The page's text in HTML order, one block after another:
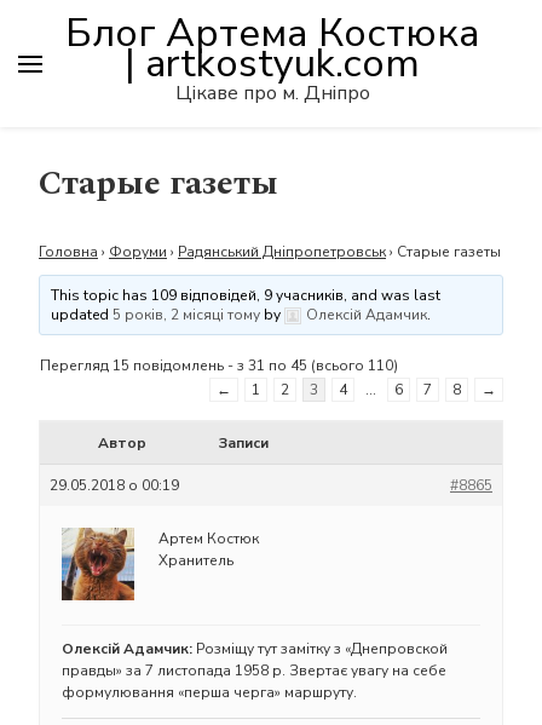
Блог Артема Костюка
| artkostyuk.com
Цікаве про м. Дніпро
Старые газеты
Головна › Форуми › Радянський Дніпропетровськ› Старые газеты
This topic has 109 відповідей, 9 учасників, and was last
updated 5 років, 2 місяці тому by Олексій Адамчик.
Перегляд 15 повідомлень - з 31 по 45 (всього 110)
←
1 2 3 4 … 6 7 8 →
Автор Записи
29.05.2018 о 00:19 #8865
Артем Костюк
Хранитель
Олексій Адамчик: Розміщу тут замітку з «Днепровской
правды» за 7 листопада 1958 р. Звертає увагу на себе
формулювання «перша черга» маршруту.